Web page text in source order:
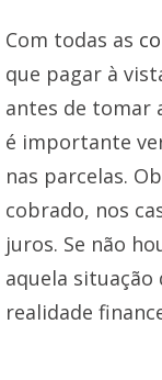
Com todas as
que pagar à
antes de tomar
é importante
nas parcelas.
cobrado, nos
juros. Se não
aquela situação
realidade